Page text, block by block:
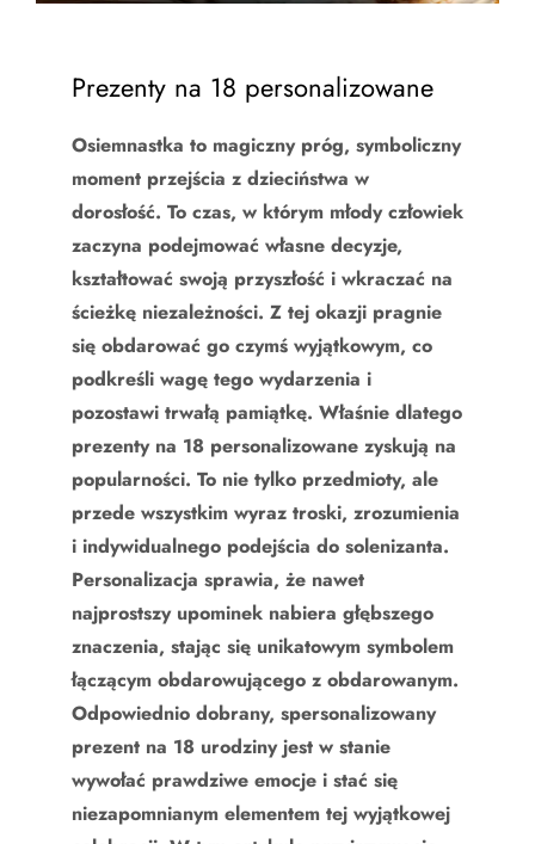
Prezenty na 18 personalizowane
Osiemnastka to magiczny próg, symboliczny
moment przejścia z dzieciństwa w
dorosłość. To czas, w którym młody człowiek
zaczyna podejmować własne decyzje,
kształtować swoją przyszłość i wkraczać na
ścieżkę niezależności. Z tej okazji pragnie
się obdarować go czymś wyjątkowym, co
podkreśli wagę tego wydarzenia i
pozostawi trwałą pamiątkę. Właśnie dlatego
prezenty na 18 personalizowane zyskują na
popularności. To nie tylko przedmioty, ale
przede wszystkim wyraz troski, zrozumienia
i indywidualnego podejścia do solenizanta.
Personalizacja sprawia, że nawet
najprostszy upominek nabiera głębszego
znaczenia, stając się unikatowym symbolem
łączącym obdarowującego z obdarowanym.
Odpowiednio dobrany, spersonalizowany
prezent na 18 urodziny jest w stanie
wywołać prawdziwe emocje i stać się
niezapomnianym elementem tej wyjątkowej